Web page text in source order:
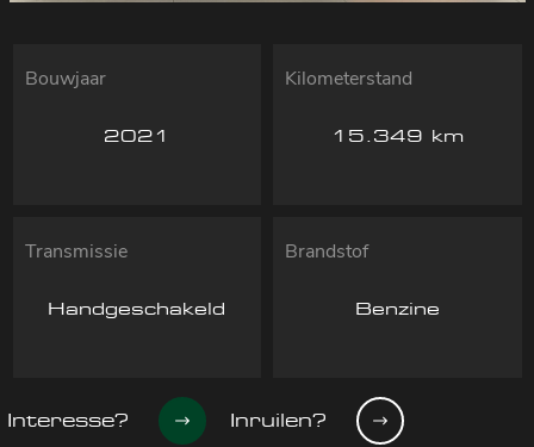
Bouwjaar
2021
Kilometerstand
15.349 km
Transmissie
Handgeschakeld
Brandstof
Benzine
Interesse? Inruilen?